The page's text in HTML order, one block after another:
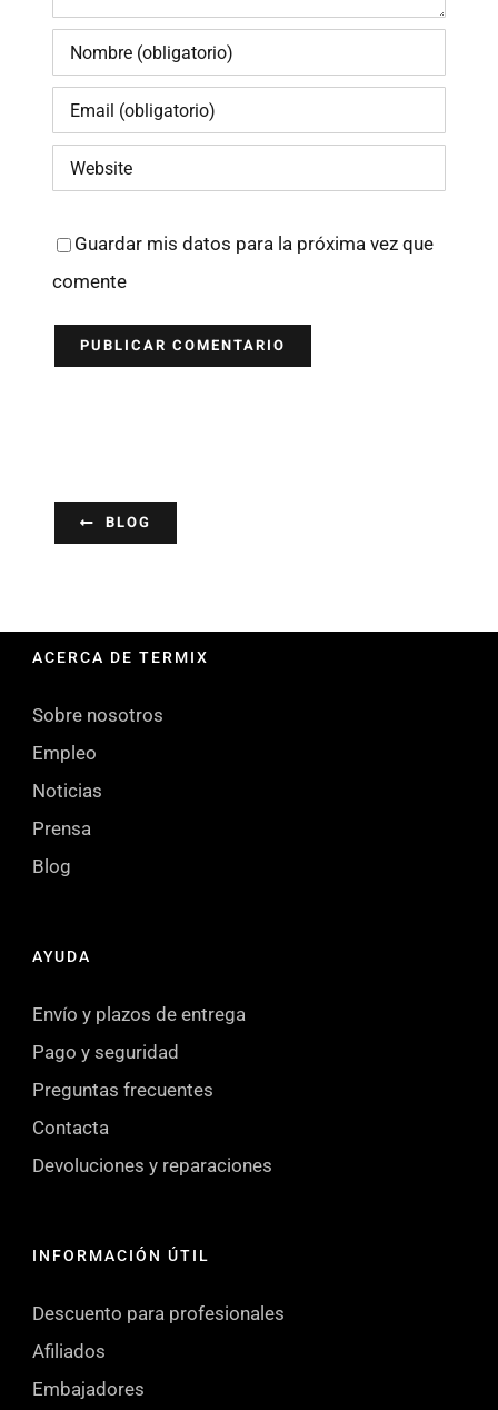
Guardar mis datos para la próxima vez que
comente
BLOG
ACERCA DE TERMIX
Sobre nosotros
Empleo
Noticias
Prensa
Blog
AYUDA
Envío y plazos de entrega
Pago y seguridad
Preguntas frecuentes
Contacta
Devoluciones y reparaciones
INFORMACIÓN ÚTIL
Descuento para profesionales
Afiliados
Embajadores